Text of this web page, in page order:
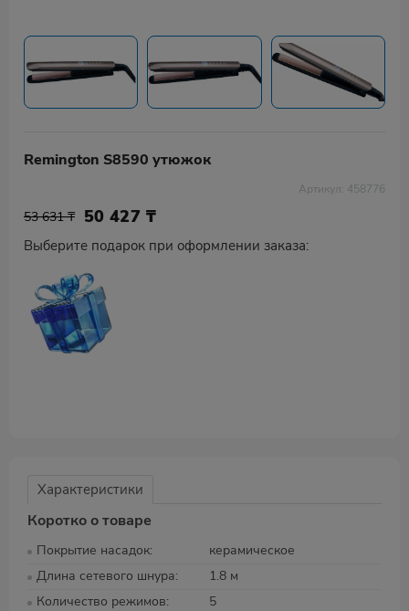
Remington S8590 утюжок
Артикул: 458776
53 631 ₸ 50 427 ₸
Выберите подарок при оформлении заказа:
Характеристики
Коротко о товаре
Покрытие насадок
керамическое
Длина сетевого шнура
1.8 м
Количество режимов
5